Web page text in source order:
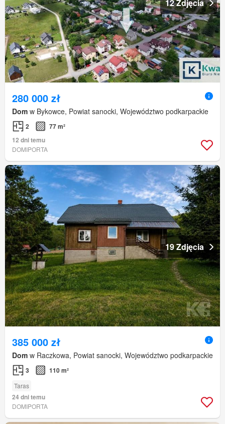
12 Zdjęcia
280 000 zł
Dom w Bykowce, Powiat sanocki, Województwo podkarpackie
2
77 m²
12 dni temu
DOMIPORTA
19 Zdjęcia
385 000 zł
Dom w Raczkowa, Powiat sanocki, Województwo podkarpackie
3 110 m²
Taras
24 dni temu
DOMIPORTA